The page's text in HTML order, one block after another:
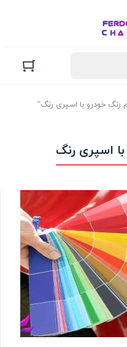
خودرو با اسپری رنگ”
اسپری رنگ